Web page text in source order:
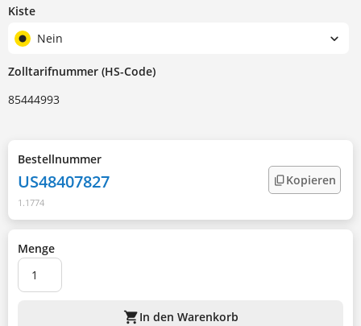
Kiste
Nein
Zolltarifnummer (HS-Code)
85444993
Bestellnummer
US48407827
1.1774
Kopieren
Menge
shopping_cartIn den Warenkorb